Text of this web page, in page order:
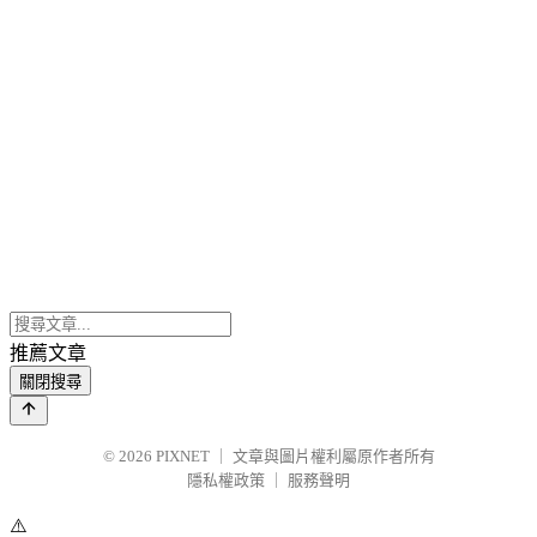
推薦文章
關閉搜尋
© 2026 PIXNET
文章與圖片權利屬原作者所有
隱私權政策
服務聲明
⚠️